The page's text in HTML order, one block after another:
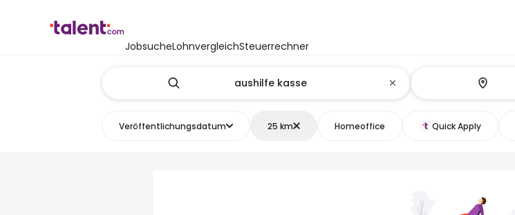
JobsucheLohnvergleichSteuerrechner
Veröffentlichungsdatum 25 km Homeoffice Quick Apply